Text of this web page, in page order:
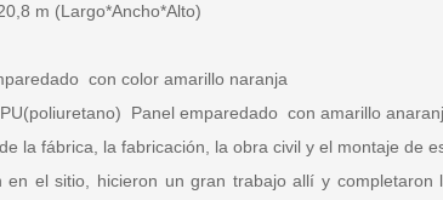
m (Largo*Ancho*Alto)
con color amarillo naranja
PU(poliuretano) Panel emparedado con amarillo
la fábrica, la fabricación, la obra civil y el montaje de
en el sitio, hicieron un gran trabajo allí y